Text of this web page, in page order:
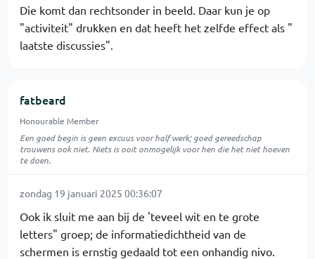
Die komt dan rechtsonder in beeld. Daar kun je op
"activiteit" drukken en dat heeft het zelfde effect als "
laatste discussies".
fatbeard
Honourable Member
Een goed begin is geen excuus voor half werk; goed gereedschap
trouwens ook niet. Niets is ooit onmogelijk voor hen die het niet hoeven
te doen.
zondag 19 januari 2025 00:36:07
Ook ik sluit me aan bij de 'teveel wit en te grote
letters" groep; de informatiedichtheid van de
schermen is ernstig gedaald tot een onhandig nivo.